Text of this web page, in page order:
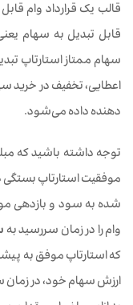
قالب یک قرارداد وام
قابل تبدیل به سهام
سهام ممتاز استارتاپ
اعطایی، تخفیف در خرید
دهنده داده می‌شود.
توجه داشته باشید که
موفقیت استارتاپ بستگی
شده به سود و بازدهی
وام را در زمان سررسید به
که استارتاپ موفق به
ارزش سهام خود، در زمان